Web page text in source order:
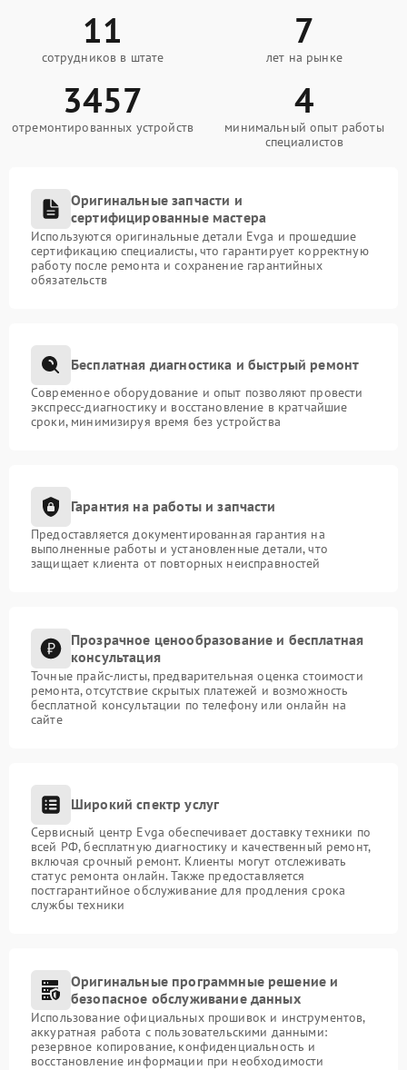
11
сотрудников в штате
7
лет на рынке
3457
отремонтированных устройств
4
минимальный опыт работы
специалистов
Оригинальные запчасти и
сертифицированные мастера
Используются оригинальные детали Evga и прошедшие
сертификацию специалисты, что гарантирует корректную
работу после ремонта и сохранение гарантийных
обязательств
Бесплатная диагностика и быстрый ремонт
Современное оборудование и опыт позволяют провести
экспресс-диагностику и восстановление в кратчайшие
сроки, минимизируя время без устройства
Гарантия на работы и запчасти
Предоставляется документированная гарантия на
выполненные работы и установленные детали, что
защищает клиента от повторных неисправностей
Прозрачное ценообразование и бесплатная
консультация
Точные прайс-листы, предварительная оценка стоимости
ремонта, отсутствие скрытых платежей и возможность
бесплатной консультации по телефону или онлайн на
сайте
Широкий спектр услуг
Сервисный центр Evga обеспечивает доставку техники по
всей РФ, бесплатную диагностику и качественный ремонт,
включая срочный ремонт. Клиенты могут отслеживать
статус ремонта онлайн. Также предоставляется
постгарантийное обслуживание для продления срока
службы техники
Оригинальные программные решение и
безопасное обслуживание данных
Использование официальных прошивок и инструментов,
аккуратная работа с пользовательскими данными:
резервное копирование, конфиденциальность и
восстановление информации при необходимости